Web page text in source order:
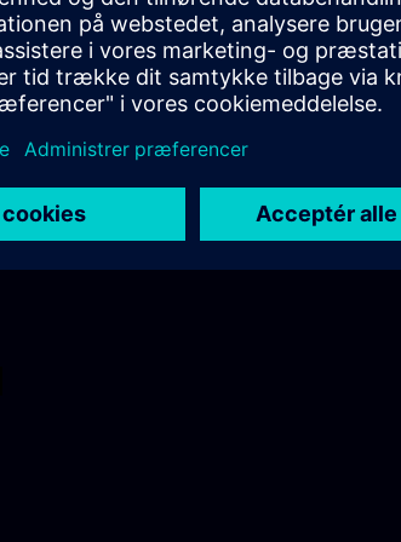
einen Kurs teilnimmst, kannst du diesen
dem Kurs kannst du die bearbeiteten
Das Video liefert weitere Details dazu, wie